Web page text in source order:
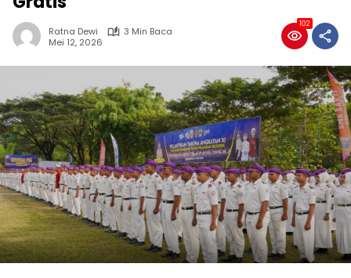
Ratna Dewi
3 Min Baca
Mei 12, 2026
102